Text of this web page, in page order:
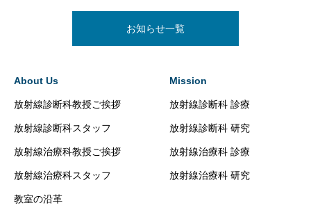
お知らせ一覧
About Us
放射線診断科教授ご挨拶
放射線診断科スタッフ
放射線治療科教授ご挨拶
放射線治療科スタッフ
教室の沿革
Mission
放射線診断科 診療
放射線診断科 研究
放射線治療科 診療
放射線治療科 研究